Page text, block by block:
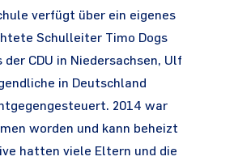
verfügt über ein eigenes
Schulleiter Timo Dogs
CDU in Niedersachsen, Ulf
in Deutschland
2014 war
worden und kann beheizt
hatten viele Eltern und die